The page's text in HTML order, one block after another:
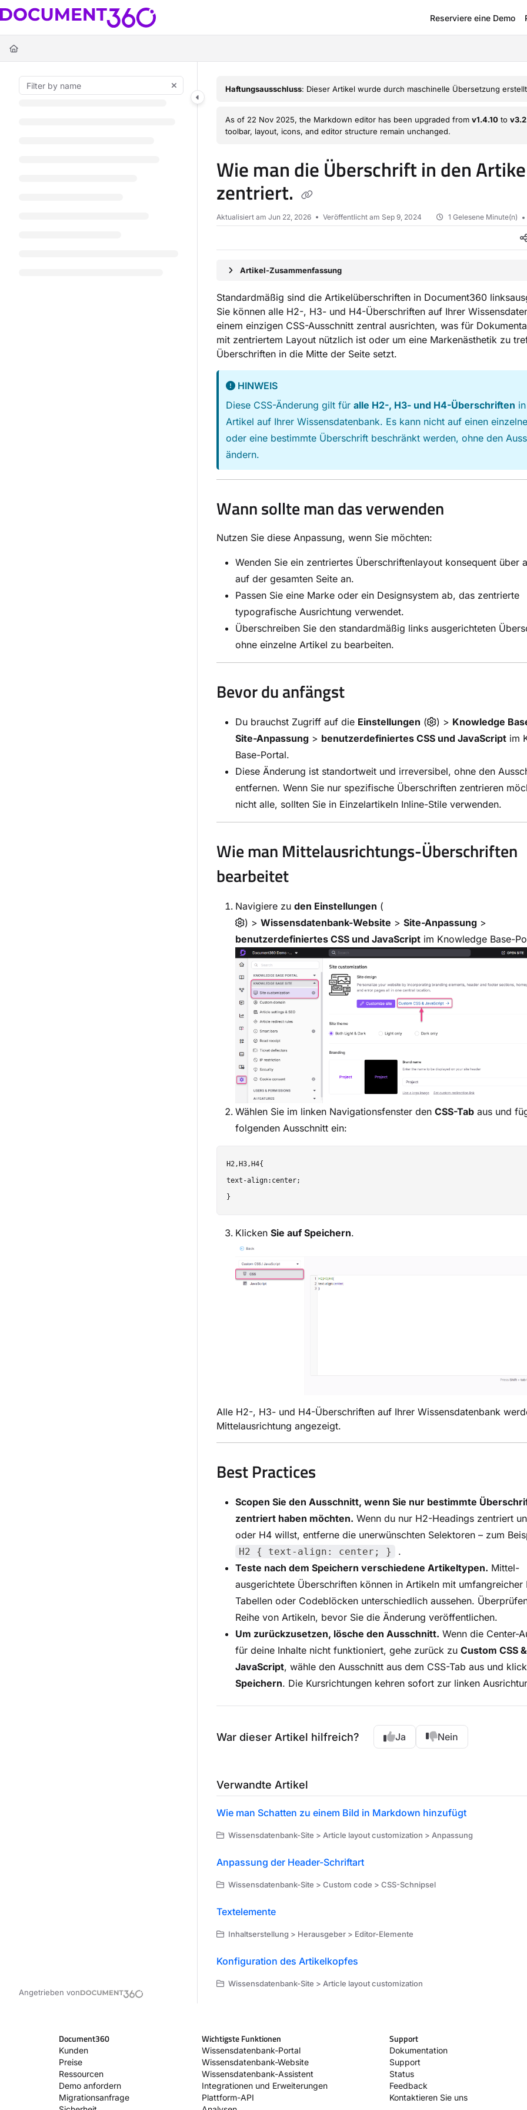
Documentation Index
Fetch the complete documentation index at:
Use this file to discover all available pages before exploring further.
Reserviere eine Demo
Angetrieben von
Haftungsausschluss: Dieser Artikel wurde durch maschinelle Übersetzung
As of 22 Nov 2025, the Markdown editor has been upgraded from v1.4.10 to
toolbar, layout, icons, and editor structure remain unchanged.
Wie man die Überschrift in den
zentriert.
Aktualisiert am Jun 22, 2026 Veröffentlicht am Sep 9, 2024 1 Gelesene Minute(n)
Artikel-Zusammenfassung
Standardmäßig sind die Artikelüberschriften in Document360
Sie können alle H2-, H3- und H4-Überschriften auf Ihrer
einem einzigen CSS-Ausschnitt zentral ausrichten, was für
mit zentriertem Layout nützlich ist oder um eine Markenästhetik zu
Überschriften in die Mitte der Seite setzt.
HINWEIS
Diese CSS-Änderung gilt für alle H2-, H3- und H4-Überschriften
Artikel auf Ihrer Wissensdatenbank. Es kann nicht auf einen
oder eine bestimmte Überschrift beschränkt werden, ohne den
ändern.
Wann sollte man das verwenden
Nutzen Sie diese Anpassung, wenn Sie möchten:
Wenden Sie ein zentriertes Überschriftenlayout konsequent über
auf der gesamten Seite an.
Passen Sie eine Marke oder ein Designsystem ab, das zentrierte
typografische Ausrichtung verwendet.
Überschreiben Sie den standardmäßig links ausgerichteten
ohne einzelne Artikel zu bearbeiten.
Bevor du anfängst
Du brauchst Zugriff auf die Einstellungen ( ) > Knowledge
Site-Anpassung > benutzerdefiniertes CSS und JavaScript im
Base-Portal.
Diese Änderung ist standortweit und irreversibel, ohne den
entfernen. Wenn Sie nur spezifische Überschriften zentrieren
nicht alle, sollten Sie in Einzelartikeln Inline-Stile verwenden.
Wie man Mittelausrichtungs-Überschriften
bearbeitet
Navigiere zu den Einstellungen (
) > Wissensdatenbank-Website > Site-Anpassung >
benutzerdefiniertes CSS und JavaScript im Knowledge Base-
Wählen Sie im linken Navigationsfenster den CSS-Tab aus und
folgenden Ausschnitt ein:
H2,H3,H4{
text-align:center;
Klicken Sie auf Speichern.
Alle H2-, H3- und H4-Überschriften auf Ihrer Wissensdatenbank
Mittelausrichtung angezeigt.
Best Practices
Scopen Sie den Ausschnitt, wenn Sie nur bestimmte
zentriert haben möchten. Wenn du nur H2-Headings zentriert
oder H4 willst, entferne die unerwünschten Selektoren – zum
H2 { text-align: center; }
.
Teste nach dem Speichern verschiedene Artikeltypen. Mittel-
ausgerichtete Überschriften können in Artikeln mit umfangreicher
Tabellen oder Codeblöcken unterschiedlich aussehen.
Reihe von Artikeln, bevor Sie die Änderung veröffentlichen.
Um zurückzusetzen, lösche den Ausschnitt. Wenn die Center-
für deine Inhalte nicht funktioniert, gehe zurück zu Custom CSS &
JavaScript, wähle den Ausschnitt aus dem CSS-Tab aus und
Speichern. Die Kursrichtungen kehren sofort zur linken
War dieser Artikel hilfreich? Ja Nein
Verwandte Artikel
Wie man Schatten zu einem Bild in Markdown hinzufügt
Wissensdatenbank-Site > Article layout customization > Anpassung
Anpassung der Header-Schriftart
Wissensdatenbank-Site > Custom code > CSS-Schnipsel
Textelemente
Inhaltserstellung > Herausgeber > Editor-Elemente
Konfiguration des Artikelkopfes
Wissensdatenbank-Site > Article layout customization
Document360
Kunden
Preise
Ressourcen
Demo anfordern
Migrationsanfrage
Wichtigste Funktionen
Wissensdatenbank-Portal
Wissensdatenbank-Website
Wissensdatenbank-Assistent
Integrationen und Erweiterungen
Plattform-API
Support
Dokumentation
Support
Status
Feedback
Kontaktieren Sie uns